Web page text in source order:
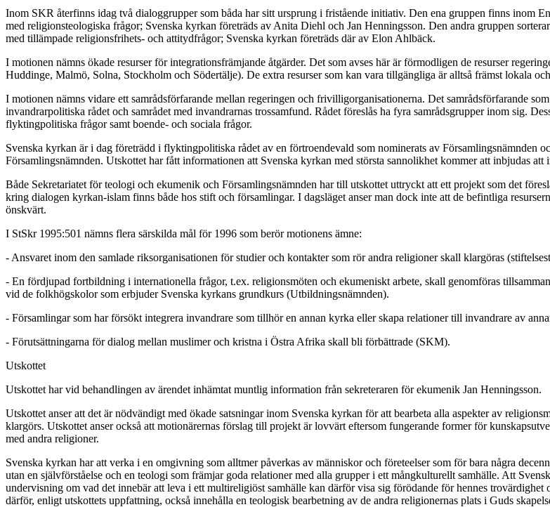
Inom SKR återfinns idag två dialoggrupper som båda har sitt ursprung i fristående initiativ. Den ena gruppen finns inom
med religionsteologiska frågor; Svenska kyrkan företräds av Anita Diehl och Jan Henningsson. Den andra gruppen
med tillämpade religionsfrihets- och attitydfrågor; Svenska kyrkan företräds där av Elon Ahlbäck.
I motionen nämns ökade resurser för integrationsfrämjande åtgärder. Det som avses här är förmodligen de resurser
Huddinge, Malmö, Solna, Stockholm och Södertälje). De extra resurser som kan vara tillgängliga är alltså främst lokala
I motionen nämns vidare ett samrådsförfarande mellan regeringen och frivilligorganisationerna. Det samrådsförfarande
invandrarpolitiska rådet och samrådet med invandrarnas trossamfund. Rådet föreslås ha fyra samrådsgrupper inom sig.
flyktingpolitiska frågor samt boende- och sociala frågor.
Svenska kyrkan är i dag företrädd i flyktingpolitiska rådet av en förtroendevald som nominerats av Församlingsnämnden
Församlingsnämnden. Utskottet har fått informationen att Svenska kyrkan med största sannolikhet kommer att inbjudas
Både Sekretariatet för teologi och ekumenik och Församlingsnämnden har till utskottet uttryckt att ett projekt som det
kring dialogen kyrkan-islam finns både hos stift och församlingar. I dagsläget anser man dock inte att de befintliga
önskvärt.
I StSkr 1995:501 nämns flera särskilda mål för 1996 som berör motionens ämne:
- Ansvaret inom den samlade riksorganisationen för studier och kontakter som rör andra religioner skall klargöras
- En fördjupad fortbildning i internationella frågor, t.ex. religionsmöten och ekumeniskt arbete, skall genomföras
vid de folkhögskolor som erbjuder Svenska kyrkans grundkurs (Utbildningsnämnden).
- Församlingar som har försökt integrera invandrare som tillhör en annan kyrka eller skapa relationer till invandrare av
- Förutsättningarna för dialog mellan muslimer och kristna i Östra Afrika skall bli förbättrade (SKM).
Utskottet
Utskottet har vid behandlingen av ärendet inhämtat muntlig information från sekreteraren för ekumenik Jan Henningsson.
Utskottet anser att det är nödvändigt med ökade satsningar inom Svenska kyrkan för att bearbeta alla aspekter av
klargörs. Utskottet anser också att motionärernas förslag till projekt är lovvärt eftersom fungerande former för
med andra religioner.
Svenska kyrkan har att verka i en omgivning som alltmer påverkas av människor och företeelser som för bara några
utan en självförståelse och en teologi som främjar goda relationer med alla grupper i ett mångkulturellt samhälle. Att
undervisning om vad det innebär att leva i ett multireligiöst samhälle kan därför visa sig förödande för hennes
därför, enligt utskottets uppfattning, också innehålla en teologisk bearbetning av de andra religionernas plats i Guds